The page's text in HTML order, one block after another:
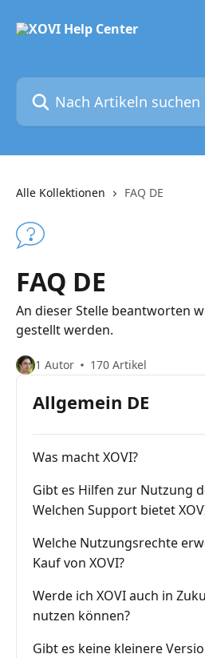
Nach Artikeln suchen …
Alle Kollektionen FAQ DE
FAQ DE
An dieser Stelle beantworten
gestellt werden.
1 Autor 170 Artikel
Allgemein DE
Was macht XOVI?
Gibt es Hilfen zur Nutzung
Welchen Support bietet
Welche Nutzungsrechte
Kauf von XOVI?
Werde ich XOVI auch in
nutzen können?
Gibt es keine kleinere